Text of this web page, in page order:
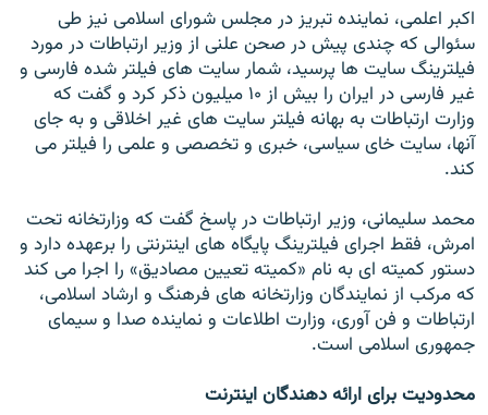
اکبر اعلمی، نماينده تبريز در مجلس شورای اسلامی نيز طی
سئوالی که چندی پيش در صحن علنی از وزير ارتباطات در مورد
فيلترينگ سايت ها پرسيد، شمار سايت های فيلتر شده فارسی و
غير فارسی در ايران را بيش از ۱۰ ميليون ذکر کرد و گفت که
وزارت ارتباطات به بهانه فيلتر سايت های غير اخلاقی و به جای
آنها، سايت خای سياسی، خبری و تخصصی و علمی را فيلتر می
کند.
محمد سليمانی، وزير ارتباطات در پاسخ گفت که وزارتخانه تحت
امرش، فقط اجرای فيلترينگ پايگاه های اينترنتی را برعهده دارد و
دستور کميته ای به نام «کميته تعيين مصاديق» را اجرا می کند
که مرکب از نمايندگان وزارتخانه های فرهنگ و ارشاد اسلامی،
ارتباطات و فن آوری، وزارت اطلاعات و نماينده صدا و سيمای
جمهوری اسلامی است.
محدوديت برای ارائه دهندگان اينترنت